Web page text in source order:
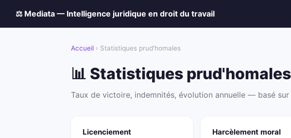
⚖️ Mediata — Intelligence juridique en droit du travail
Accueil › Statistiques prud'homales
📊 Statistiques
Taux de victoire, indemnités, évolution annuelle — basé
Licenciement Harcèlement moral